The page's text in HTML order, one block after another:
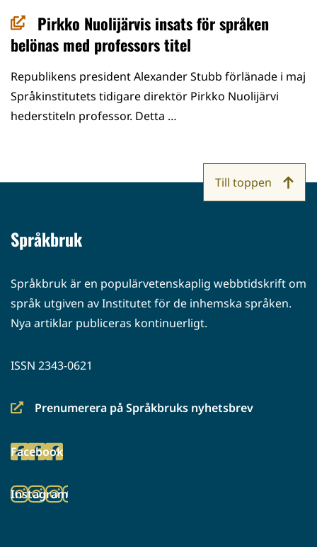
Pirkko Nuolijärvis insats för språken
belönas med professors titel
Republikens president Alexander Stubb förlänade i maj
Språkinstitutets tidigare direktör Pirkko Nuolijärvi
hederstiteln professor. Detta …
Språkbruk
Språkbruk är en populärvetenskaplig webbtidskrift om
språk utgiven av Institutet för de inhemska språken.
Nya artiklar publiceras kontinuerligt.
ISSN 2343-0621
Prenumerera på Språkbruks nyhetsbrev
(siirryt
palveluun)
Facebook
(siirryt
palveluun)
Instagram
(siirryt
Till toppen